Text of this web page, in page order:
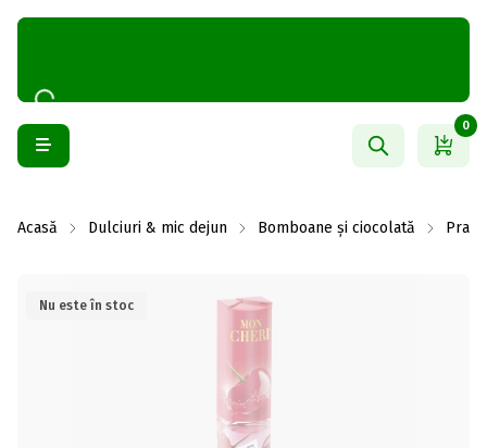
0
Acasă Dulciuri & mic dejun Bomboane și ciocolată
Nu este în stoc